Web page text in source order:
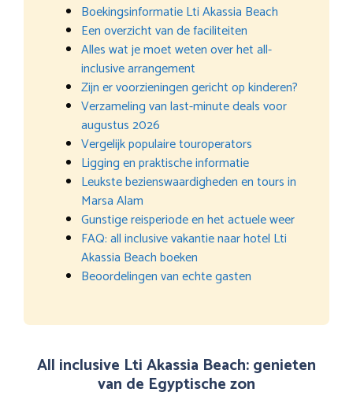
Boekingsinformatie Lti Akassia Beach
Een overzicht van de faciliteiten
Alles wat je moet weten over het all-
inclusive arrangement
Zijn er voorzieningen gericht op kinderen?
Verzameling van last-minute deals voor
augustus 2026
Vergelijk populaire touroperators
Ligging en praktische informatie
Leukste bezienswaardigheden en tours in
Marsa Alam
Gunstige reisperiode en het actuele weer
FAQ: all inclusive vakantie naar hotel Lti
Akassia Beach boeken
Beoordelingen van echte gasten
All inclusive Lti Akassia Beach: genieten
van de Egyptische zon